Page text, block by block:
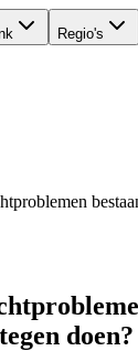
Regio's
doen?